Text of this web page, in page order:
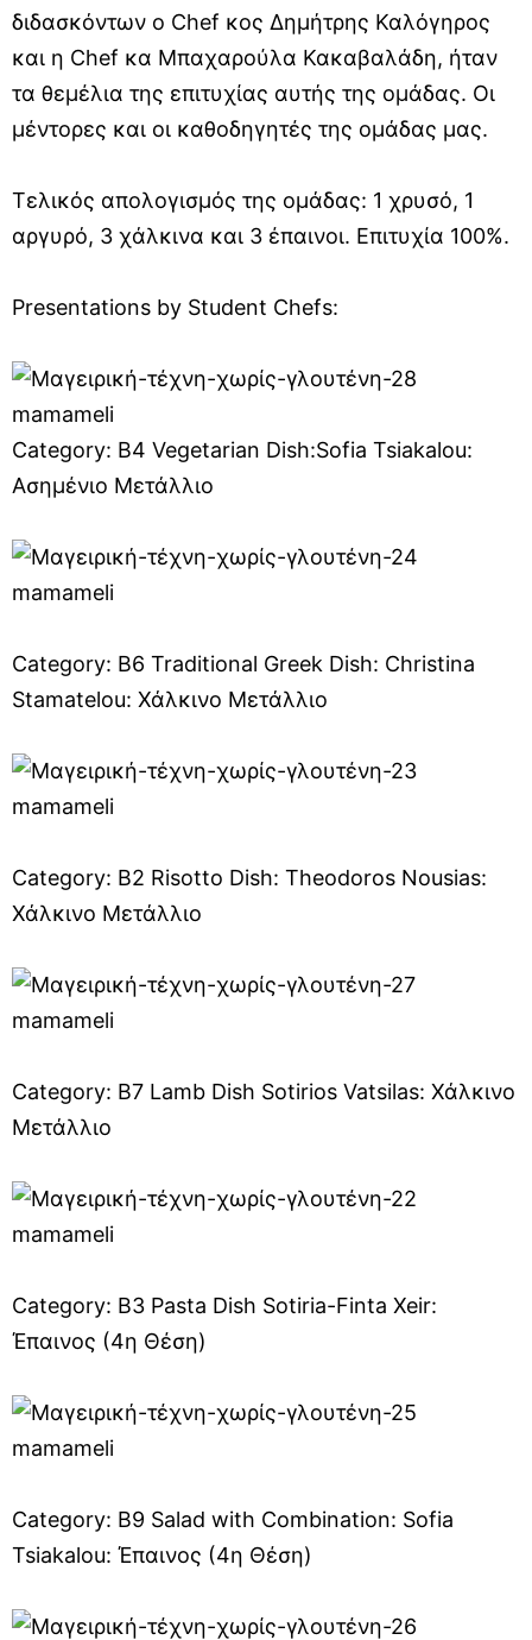
διδασκόντων ο Chef κος Δημήτρης Καλόγηρος
και η Chef κα Μπαχαρούλα Κακαβαλάδη, ήταν
τα θεμέλια της επιτυχίας αυτής της ομάδας. Οι
μέντορες και οι καθοδηγητές της ομάδας μας.
Τελικός απολογισμός της ομάδας: 1 χρυσό, 1
αργυρό, 3 χάλκινα και 3 έπαινοι. Επιτυχία 100%.
Presentations by Student Chefs:
Category: B4 Vegetarian Dish:Sofia Tsiakalou:
Ασημένιο Μετάλλιο
Category: B6 Traditional Greek Dish: Christina
Stamatelou: Χάλκινο Μετάλλιο
Category: B2 Risotto Dish: Theodoros Nousias:
Χάλκινο Μετάλλιο
Category: B7 Lamb Dish Sotirios Vatsilas: Χάλκινο
Μετάλλιο
Category: B3 Pasta Dish Sotiria-Finta Xeir:
Έπαινος (4η Θέση)
Category: B9 Salad with Combination: Sofia
Tsiakalou: Έπαινος (4η Θέση)